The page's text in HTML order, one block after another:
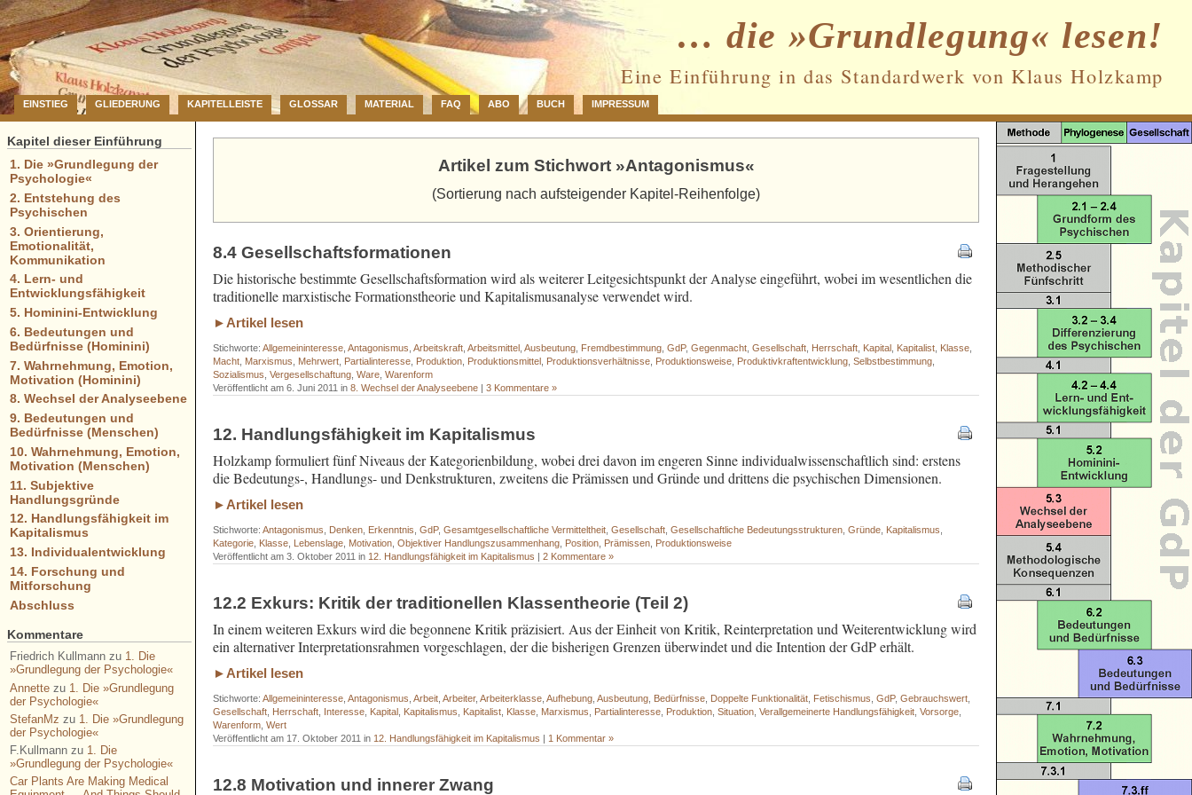
… die »Grundlegung« lesen!
Eine Einführung in das Standardwerk von Klaus Holzkamp
EINSTIEG GLIEDERUNG KAPITELLEISTE GLOSSAR MATERIAL FAQ ABO BUCH IMPRESSUM
Artikel zum Stichwort »Antagonismus«
(Sortierung nach aufsteigender Kapitel-Reihenfolge)
8.4 Gesellschaftsformationen
Die historische bestimmte Gesellschaftsformation wird als weiterer Leitgesichtspunkt der Analyse eingeführt, wobei im wesentlichen die
traditionelle marxistische Formationstheorie und Kapitalismusanalyse verwendet wird.
►Artikel lesen
Stichworte:Allgemeininteresse ,Antagonismus ,Arbeitskraft ,Arbeitsmittel ,Ausbeutung Fremdbestimmung ,GdP,Gegenmacht ,Gesellschaft Herrschaft Kapital Kapitalist Klasse
Macht Marxismus Mehrwert Partialinteresse Produktion Produktionsmittel Produktionsverhältnisse Produktionsweise Produktivkraftentwicklung ,Selbstbestimmung
Sozialismus ,Vergesellschaftung ,Ware ,Warenform
Veröffentlicht am 6. Juni 2011 in8. Wechsel der Analyseebene |3 Kommentare »
12. Handlungsfähigkeit im Kapitalismus
Holzkamp formuliert fünf Niveaus der Kategorienbildung, wobei drei davon im engeren Sinne individualwissenschaftlich sind: erstens
die Bedeutungs-, Handlungs- und Denkstrukturen, zweitens die Prämissen und Gründe und drittens die psychischen Dimensionen.
►Artikel lesen
Stichworte:Antagonismus Denken Erkenntnis ,GdP,Gesamtgesellschaftliche Vermitteltheit ,Gesellschaft ,Gesellschaftliche Bedeutungsstrukturen ,Gründe Kapitalismus
Kategorie Klasse Lebenslage Motivation ,Objektiver Handlungszusammenhang Position Prämissen Produktionsweise
Veröffentlicht am 3. Oktober 2011 in 12. Handlungsfähigkeit im Kapitalismus |2 Kommentare »
12.2 Exkurs: Kritik der traditionellen Klassentheorie (Teil 2)
In einem weiteren Exkurs wird die begonnene Kritik präzisiert. Aus der Einheit von Kritik, Reinterpretation und Weiterentwicklung wird
ein alternativer Interpretationsrahmen vorgeschlagen, der die bisherigen Grenzen überwindet und die Intention der GdP erhält.
►Artikel lesen
Stichworte:Allgemeininteresse ,Antagonismus ,Arbeit ,Arbeiter,Arbeiterklasse ,Aufhebung ,Ausbeutung Bedürfnisse Doppelte Funktionalität Fetischismus ,GdP,Gebrauchswert
Gesellschaft Herrschaft Interesse Kapital Kapitalismus Kapitalist Klasse Marxismus Partialinteresse Produktion ,Situation ,Verallgemeinerte Handlungsfähigkeit ,Vorsorge
Warenform ,Wert
Veröffentlicht am 17. Oktober 2011 in 12. Handlungsfähigkeit im Kapitalismus | 1 Kommentar »
12.8 Motivation und innerer Zwang
Kapitel dieser Einführung
1. Die »Grundlegung der
Psychologie«
2. Entstehung des
Psychischen
3. Orientierung,
Emotionalität,
Kommunikation
4. Lern- und
Entwicklungsfähigkeit
5. Hominini-Entwicklung
6. Bedeutungen und
Bedürfnisse (Hominini)
7. Wahrnehmung, Emotion,
Motivation (Hominini)
8. Wechsel der Analyseebene
9. Bedeutungen und
Bedürfnisse (Menschen)
10. Wahrnehmung, Emotion,
Motivation (Menschen)
11. Subjektive
Handlungsgründe
12. Handlungsfähigkeit im
Kapitalismus
13. Individualentwicklung
14. Forschung und
Mitforschung
Abschluss
Kommentare
Friedrich Kullmannzu 1. Die
»Grundlegung der Psychologie«
Annettezu 1. Die »Grundlegung
der Psychologie«
StefanMz zu 1. Die »Grundlegung
der Psychologie«
F.Kullmannzu 1. Die
»Grundlegung der Psychologie«
Car Plants Are Making Medical
Datenschutz und Cookies: Diese Website
verwendet Cookies. Wenn du die Website
weiterhin nutzt, stimmst du der
Verwendung von Cookies zu.
Weitere Informationen, beispielsweise zur
Kontrolle von Cookies, findest du hier:
Cookie-Richtlinie